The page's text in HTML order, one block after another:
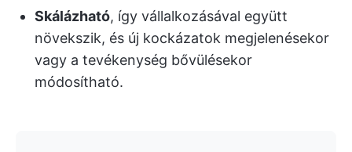
Skálázható, így vállalkozásával együtt
növekszik, és új kockázatok megjelenésekor
vagy a tevékenység bővülésekor
módosítható.